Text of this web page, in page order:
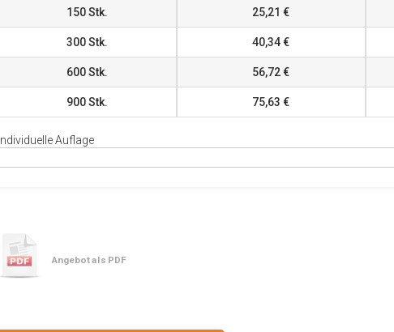
150Stk. 25,21 €
300Stk. 40,34 €
600Stk. 56,72 €
900Stk. 75,63 €
Individuelle Auflage
Angebot als PDF